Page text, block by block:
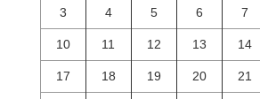
3 4 5 6 7
10 11 12 13 14
17 18 19 20 21